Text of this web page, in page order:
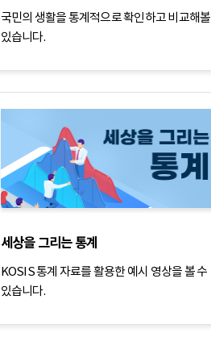
국민의 생활을 통계적으로 확인하고 비교해
있습니다.
세상을 그리는 통계
KOSIS 통계 자료를 활용한 예시 영상을 볼 수
있습니다.